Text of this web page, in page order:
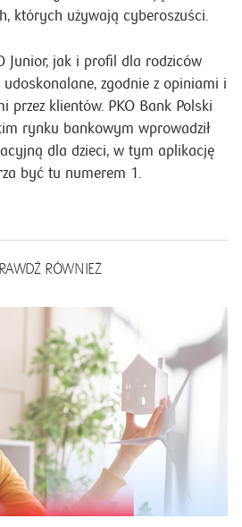
których używają cyberoszuści.
Junior, jak i profil dla rodziców
zgodnie z opiniami i
przez klientów. PKO Bank Polski
rynku bankowym wprowadził
dla dzieci, w tym aplikację
być tu numerem 1.
RÓWNIEŻ